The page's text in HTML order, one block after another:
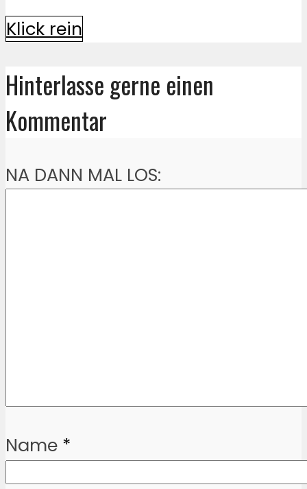
Klick rein
Hinterlasse gerne einen
Kommentar
NA DANN MAL LOS:
Name *